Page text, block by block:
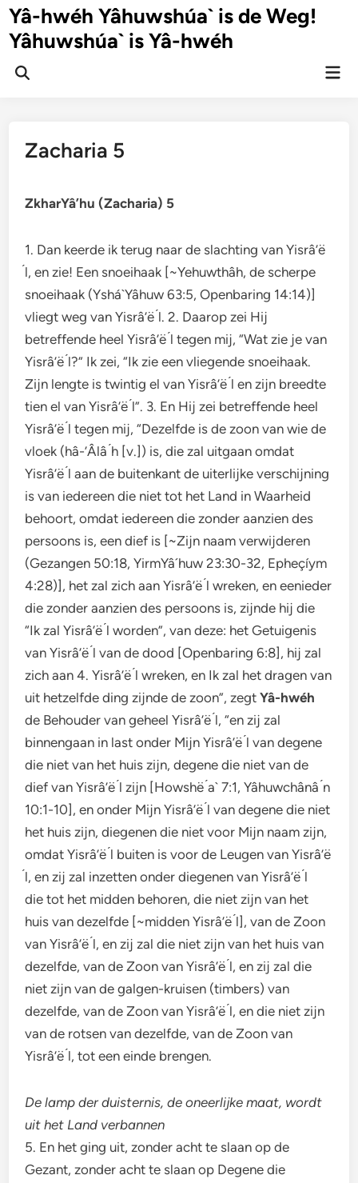
Ga
naar
inhoud
Yâ-hwéh Yâhuwshúa` is de Weg!
Yâhuwshúa` is Yâ-hwéh
Zoeken
Zacharia 5
ZkharYâ’hu (Zacharia) 5
1. Dan keerde ik terug naar de slachting van Yisrâ’ë
́l, en zie! Een snoeihaak [~Yehuwthâh, de scherpe
snoeihaak (Yshá`Yâhuw 63:5, Openbaring 14:14)]
vliegt weg van Yisrâ’ë ́l. 2. Daarop zei Hij
betreffende heel Yisrâ’ë ́l tegen mij, “Wat zie je van
Yisrâ’ë ́l?” Ik zei, “Ik zie een vliegende snoeihaak.
Zijn lengte is twintig el van Yisrâ’ë ́l en zijn breedte
tien el van Yisrâ’ë ́l”. 3. En Hij zei betreffende heel
Yisrâ’ë ́l tegen mij, “Dezelfde is de zoon van wie de
vloek (hâ-’Âlâ ́h [v.]) is, die zal uitgaan omdat
Yisrâ’ë ́l aan de buitenkant de uiterlijke verschijning
is van iedereen die niet tot het Land in Waarheid
behoort, omdat iedereen die zonder aanzien des
persoons is, een dief is [~Zijn naam verwijderen
(Gezangen 50:18, YirmYâ´huw 23:30-32, Epheçíym
4:28)], het zal zich aan Yisrâ’ë ́l wreken, en eenieder
die zonder aanzien des persoons is, zijnde hij die
“Ik zal Yisrâ’ë ́l worden”, van deze: het Getuigenis
van Yisrâ’ë ́l van de dood [Openbaring 6:8], hij zal
zich aan 4. Yisrâ’ë ́l wreken, en Ik zal het dragen van
uit hetzelfde ding zijnde de zoon”, zegtYâ-hwéh
de Behouder van geheel Yisrâ’ë ́l, “en zij zal
binnengaan in last onder Mijn Yisrâ’ë ́l van degene
die niet van het huis zijn, degene die niet van de
dief van Yisrâ’ë ́l zijn [Howshë ́a` 7:1, Yâhuwchânâ ́n
10:1-10], en onder Mijn Yisrâ’ë ́l van degene die niet
het huis zijn, diegenen die niet voor Mijn naam zijn,
omdat Yisrâ’ë ́l buiten is voor de Leugen van Yisrâ’ë
́l, en zij zal inzetten onder diegenen van Yisrâ’ë ́l
die tot het midden behoren, die niet zijn van het
huis van dezelfde [~midden Yisrâ’ë ́l], van de Zoon
van Yisrâ’ë ́l, en zij zal die niet zijn van het huis van
dezelfde, van de Zoon van Yisrâ’ë ́l, en zij zal die
niet zijn van de galgen-kruisen (timbers) van
dezelfde, van de Zoon van Yisrâ’ë ́l, en die niet zijn
van de rotsen van dezelfde, van de Zoon van
Yisrâ’ë ́l, tot een einde brengen.
De lamp der duisternis, de oneerlijke maat, wordt
uit het Land verbannen
5. En het ging uit, zonder acht te slaan op de
Gezant, zonder acht te slaan op Degene die